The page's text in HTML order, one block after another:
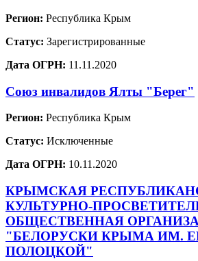
Регион: Республика Крым
Статус: Зарегистрированные
Дата ОГРН: 11.11.2020
Союз инвалидов Ялты "Берег"
Регион: Республика Крым
Статус: Исключенные
Дата ОГРН: 10.11.2020
КРЫМСКАЯ
КУЛЬТУРНО-
ОБЩЕСТВЕННАЯ
"БЕЛОРУСКИ КРЫМА ИМ.
ПОЛОЦКОЙ"